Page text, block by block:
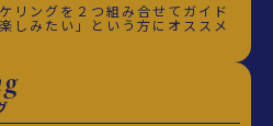
リングを２つ組み合せてガイド
しみたい」という方にオススメ